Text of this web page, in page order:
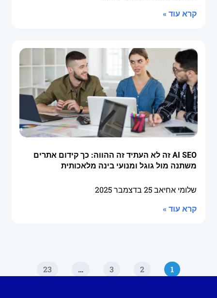
קרא עוד »
AI SEO זה לא העתיד זה ההווה: כך קידום אתרים
משתנה מול גוגל ומנועי בינה מלאכותית
שלומי אחיאב25 בדצמבר 2025
קרא עוד »
1
2
3
…
23